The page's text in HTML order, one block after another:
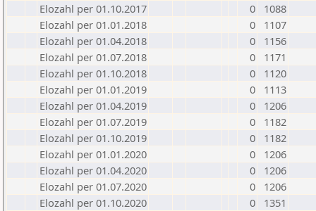
Elozahl per 01.10.2017
0
1088
Elozahl per 01.01.2018
0
1107
Elozahl per 01.04.2018
0
1156
Elozahl per 01.07.2018
0
1171
Elozahl per 01.10.2018
0
1120
Elozahl per 01.01.2019
0
1113
Elozahl per 01.04.2019
0
1206
Elozahl per 01.07.2019
0
1182
Elozahl per 01.10.2019
0
1182
Elozahl per 01.01.2020
0
1206
Elozahl per 01.04.2020
0
1206
Elozahl per 01.07.2020
0
1206
Elozahl per 01.10.2020
0
1351